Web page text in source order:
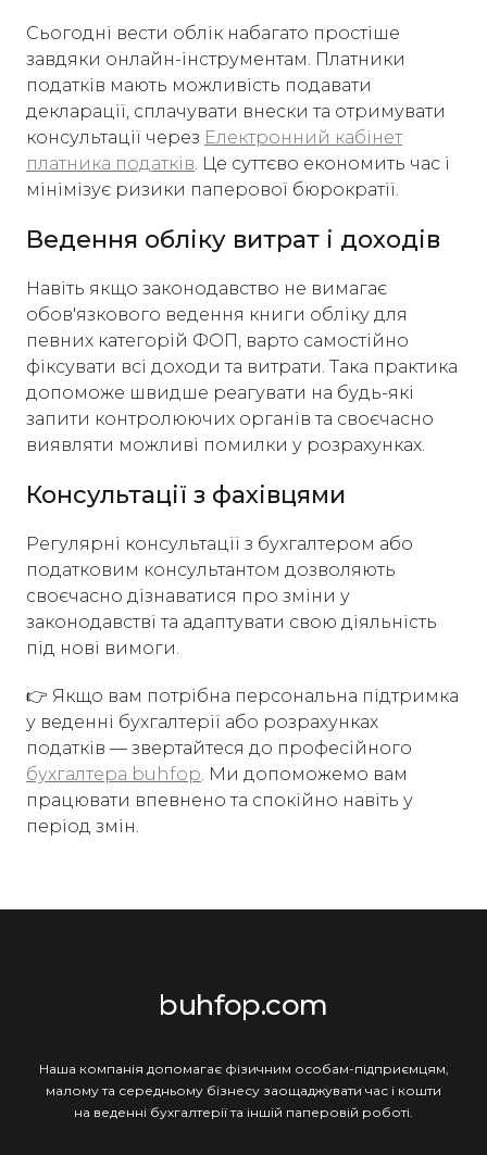
Сьогодні вести облік набагато простіше
завдяки онлайн-інструментам. Платники
податків мають можливість подавати
декларації, сплачувати внески та отримувати
консультації через Електронний кабінет
платника податків. Це суттєво економить час і
мінімізує ризики паперової бюрократії.
Ведення обліку витрат і доходів
Навіть якщо законодавство не вимагає
обов'язкового ведення книги обліку для
певних категорій ФОП, варто самостійно
фіксувати всі доходи та витрати. Така практика
допоможе швидше реагувати на будь-які
запити контролюючих органів та своєчасно
виявляти можливі помилки у розрахунках.
Консультації з фахівцями
Регулярні консультації з бухгалтером або
податковим консультантом дозволяють
своєчасно дізнаватися про зміни у
законодавстві та адаптувати свою діяльність
під нові вимоги.
👉 Якщо вам потрібна персональна підтримка
у веденні бухгалтерії або розрахунках
податків — звертайтеся до професійного
бухгалтера buhfop. Ми допоможемо вам
працювати впевнено та спокійно навіть у
період змін.
buhfop.com
Наша компанія допомагає фізичним особам-підприємцям,
малому та середньому бізнесу заощаджувати час і кошти
на веденні бухгалтерії та іншій паперовій роботі.